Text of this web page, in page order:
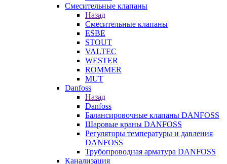
Смесительные клапаны
Назад
Смесительные клапаны
ESBE
STOUT
VALTEC
WESTER
ROMMER
MUT
Danfoss
Назад
Danfoss
Балансировочные клапаны DANFOSS
Шаровые краны DANFOSS
Регуляторы температуры и давления
DANFOSS
Трубопроводная арматура DANFOSS
Канализация